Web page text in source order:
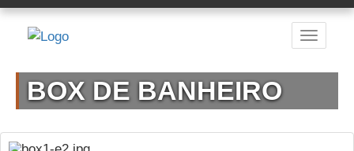
BOX DE BANHEIRO